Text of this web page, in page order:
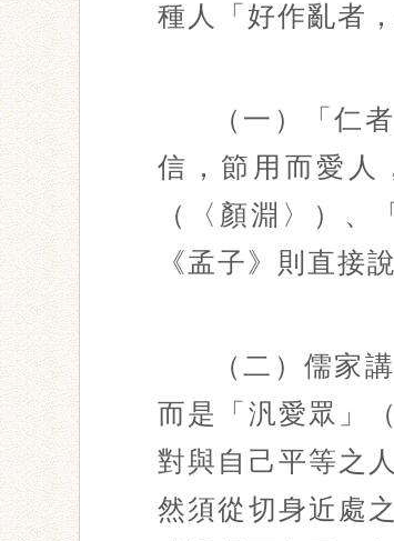
種人「好作亂者
（一）「仁
信，節用而愛人
（〈顏淵〉）、
《孟子》則直接
（二）儒家
而是「汎愛眾」
對與自己平等之
然須從切身近處